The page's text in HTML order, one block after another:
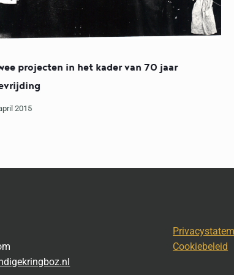
projecten in het kader van 70 jaar
2015
Cookiebeleid